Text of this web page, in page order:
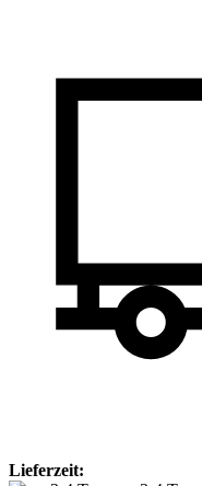
Lieferzeit: